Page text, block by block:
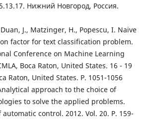
Нижний Новгород, Россия.
J., Matzinger, H., Popescu, I. Naive
factor for text classification problem.
Conference on Machine Learning
Boca Raton, United States. 16 - 19
Raton, United States. P. 1051-1056
approach to the choice of
to solve the applied problems.
control. 2012. Vol. 20. P. 159-